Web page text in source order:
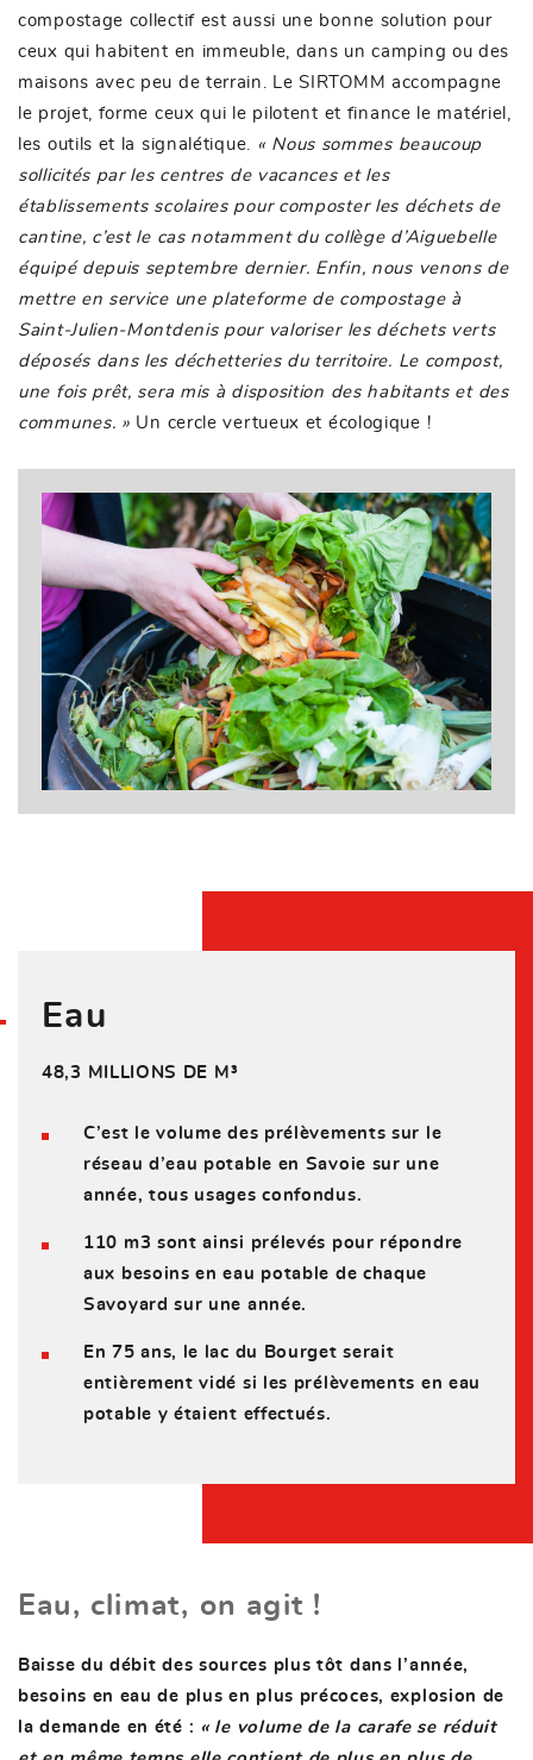
compostage collectif est aussi une bonne solution pour
ceux qui habitent en immeuble, dans un camping ou des
maisons avec peu de terrain. Le SIRTOMM accompagne
le projet, forme ceux qui le pilotent et finance le matériel,
les outils et la signalétique.
« Nous sommes beaucoup
sollicités par les centres de vacances et les
établissements scolaires pour composter les déchets de
cantine, c’est le cas notamment du collège d’Aiguebelle
équipé depuis septembre dernier. Enfin, nous venons de
mettre en service une plateforme de compostage à
Saint-Julien-Montdenis pour valoriser les déchets verts
déposés dans les déchetteries du territoire. Le compost,
une fois prêt, sera mis à disposition des habitants et des
communes. » Un cercle vertueux et écologique !
Eau
48,3 MILLIONS DE M³
C’est le volume des prélèvements sur le
réseau d’eau potable en Savoie sur une
année, tous usages confondus.
110 m3 sont ainsi prélevés pour répondre
aux besoins en eau potable de chaque
Savoyard sur une année.
En 75 ans, le lac du Bourget serait
entièrement vidé si les prélèvements en eau
potable y étaient effectués.
Eau, climat, on agit !
Baisse du débit des sources plus tôt dans l’année,
besoins en eau de plus en plus précoces, explosion de
la demande en été : « le volume de la carafe se réduit